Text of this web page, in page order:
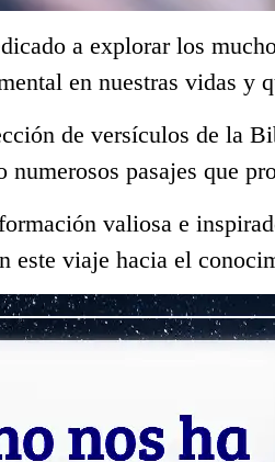
a explorar los
en nuestras vidas y
de versículos de la
numerosos pasajes que
valiosa e
este viaje hacia el